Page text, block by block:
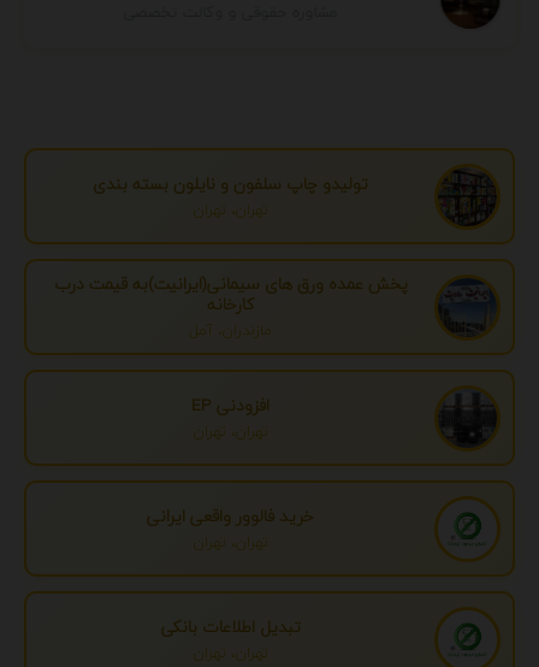
تولیدو چاپ سلفون و نایلون بسته بندی
تهران، تهران
پخش عمده ورق های سیمانی(ایرانیت)به قیمت درب
کارخانه
مازندران، آمل
افزودنی EP
تهران، تهران
خرید فالوور واقعی ایرانی
تهران، تهران
تبدیل اطلاعات بانکی
تهران، تهران